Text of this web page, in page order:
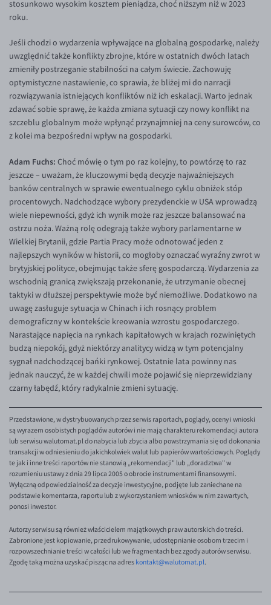
stosunkowo wysokim kosztem pieniądza, choć niższym niż w 2023
roku.
Jeśli chodzi o wydarzenia wpływające na globalną gospodarkę, należy
uwzględnić także konflikty zbrojne, które w ostatnich dwóch latach
zmieniły postrzeganie stabilności na całym świecie. Zachowuję
optymistyczne nastawienie, co sprawia, że bliżej mi do narracji
rozwiązywania istniejących konfliktów niż ich eskalacji. Warto jednak
zdawać sobie sprawę, że każda zmiana sytuacji czy nowy konflikt na
szczeblu globalnym może wpłynąć przynajmniej na ceny surowców, co
z kolei ma bezpośredni wpływ na gospodarki.
Adam Fuchs: Choć mówię o tym po raz kolejny, to powtórzę to raz
jeszcze – uważam, że kluczowymi będą decyzje najważniejszych
banków centralnych w sprawie ewentualnego cyklu obniżek stóp
procentowych. Nadchodzące wybory prezydenckie w USA wprowadzą
wiele niepewności, gdyż ich wynik może raz jeszcze balansować na
ostrzu noża. Ważną rolę odegrają także wybory parlamentarne w
Wielkiej Brytanii, gdzie Partia Pracy może odnotować jeden z
najlepszych wyników w historii, co mogłoby oznaczać wyraźny zwrot w
brytyjskiej polityce, obejmując także sferę gospodarczą. Wydarzenia za
wschodnią granicą zwiększają przekonanie, że utrzymanie obecnej
taktyki w dłuższej perspektywie może być niemożliwe. Dodatkowo na
uwagę zasługuje sytuacja w Chinach i ich rosnący problem
demograficzny w kontekście kreowania wzrostu gospodarczego.
Narastające napięcia na rynkach kapitałowych w krajach rozwiniętych
budzą niepokój, gdyż niektórzy analitycy widzą w tym potencjalny
sygnał nadchodzącej bańki rynkowej. Ostatnie lata powinny nas
jednak nauczyć, że w każdej chwili może pojawić się nieprzewidziany
czarny łabędź, który radykalnie zmieni sytuację.
Przedstawione, w dystrybuowanych przez serwis raportach, poglądy, oceny i wnioski
są wyrazem osobistych poglądów autorów i nie mają charakteru rekomendacji autora
lub serwisu walutomat.pl do nabycia lub zbycia albo powstrzymania się od dokonania
transakcji w odniesieniu do jakichkolwiek walut lub papierów wartościowych. Poglądy
te jak i inne treści raportów nie stanowią „rekomendacji" lub „doradztwa" w
rozumieniu ustawy z dnia 29 lipca 2005 o obrocie instrumentami finansowymi.
Wyłączną odpowiedzialność za decyzje inwestycyjne, podjęte lub zaniechane na
podstawie komentarza, raportu lub z wykorzystaniem wniosków w nim zawartych,
ponosi inwestor.
Autorzy serwisu są również właścicielem majątkowych praw autorskich do treści.
Zabronione jest kopiowanie, przedrukowywanie, udostępnianie osobom trzecim i
rozpowszechnianie treści w całości lub we fragmentach bez zgody autorów serwisu.
Zgodę taką można uzyskać pisząc na adres kontakt@walutomat.pl.